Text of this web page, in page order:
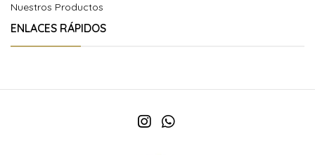
Nuestros Productos
ENLACES RÁPIDOS